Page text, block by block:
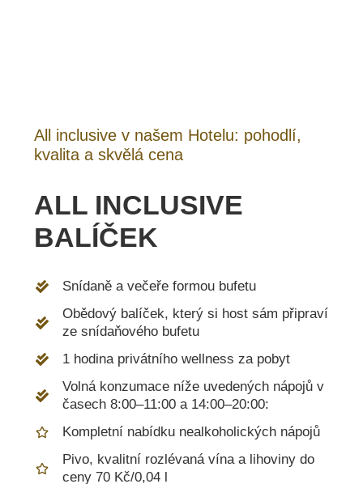
All inclusive v našem Hotelu: pohodlí,
kvalita a skvělá cena
ALL INCLUSIVE
BALÍČEK
Snídaně a večeře formou bufetu
Obědový balíček, který si host sám připraví
ze snídaňového bufetu
1 hodina privátního wellness za pobyt
Volná konzumace níže uvedených nápojů v
časech 8:00–11:00 a 14:00–20:00:
Kompletní nabídku nealkoholických nápojů
Pivo, kvalitní rozlévaná vína a lihoviny do
ceny 70 Kč/0,04 l